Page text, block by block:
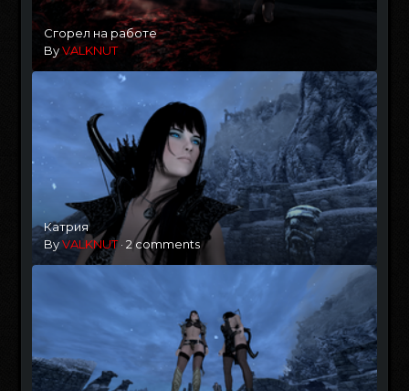
Сгорел на работе
ByVALKNUT
Катрия
ByVALKNUT· 2 comments